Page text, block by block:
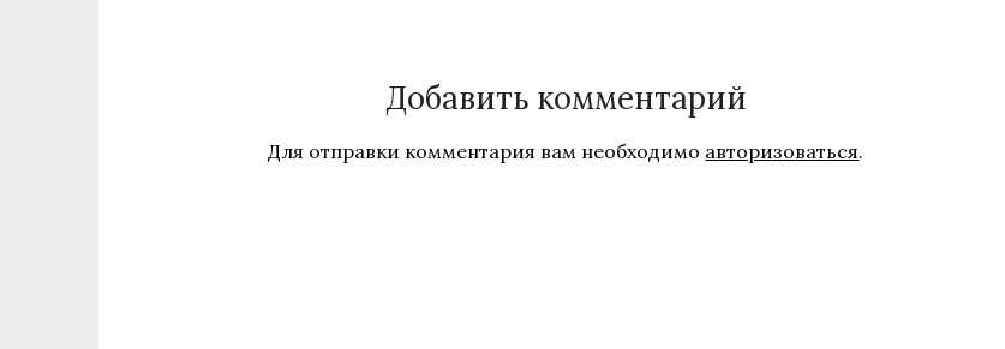
Добавить комментарий
Для отправки комментария вам необходимо авторизоваться.